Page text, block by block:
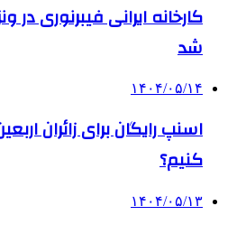
کارخانه ایرانی فیبرنوری در
شد
۱۴۰۴/۰۵/۱۴
اسنپ رایگان برای زائران
کنیم؟
۱۴۰۴/۰۵/۱۳